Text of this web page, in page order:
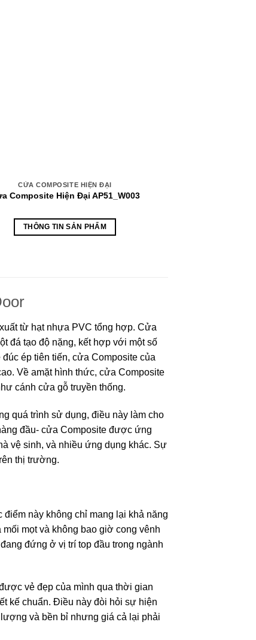
CỬA COMPOSITE HIỆN ĐẠI
Composite Hiện Đại AP51_W003
THÔNG TIN SẢN PHẨM
từ hạt nhựa PVC tổng hợp. Cửa
đá tạo độ nặng, kết hợp với một số
ép tiên tiến, cửa Composite của
Về amặt hình thức, cửa Composite
cánh cửa gỗ truyền thống.
quá trình sử dụng, điều này làm cho
đầu- cửa Composite được ứng
vệ sinh, và nhiều ứng dụng khác. Sự
thị trường.
này không chỉ mang lại khả năng
mọt và không bao giờ cong vênh
đứng ở vị trí top đầu trong ngành
vẻ đẹp của mình qua thời gian
kế chuẩn. Điều này đòi hỏi sự hiện
và bền bỉ nhưng giá cả lại phải